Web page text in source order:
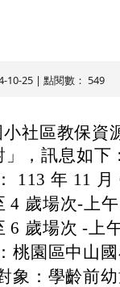
10-25 | 點閱數： 549
社區教保資
」，訊息如下：
113 年 11 月
4 歲場次-上午
6 歲場次 -上
桃園區中山
象：學齡前幼